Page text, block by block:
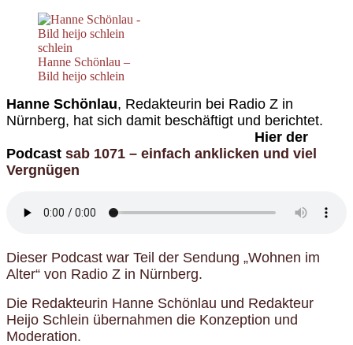
Hanne Schönlau –
Bild heijo schlein
Hanne Schönlau, Redakteurin bei Radio Z in
Nürnberg, hat sich damit beschäftigt und berichtet.
Hier der
Podcast sab 1071 – einfach anklicken und viel
Vergnügen
Dieser Podcast war Teil der Sendung „Wohnen im
Alter“ von Radio Z in Nürnberg.
Die Redakteurin Hanne Schönlau und Redakteur
Heijo Schlein übernahmen die Konzeption und
Moderation.